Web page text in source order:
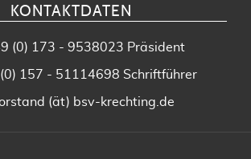
KONTAKTDATEN
(0) 173 - 9538023 Präsident
157 - 51114698 Schriftführer
(ät) bsv-krechting.de